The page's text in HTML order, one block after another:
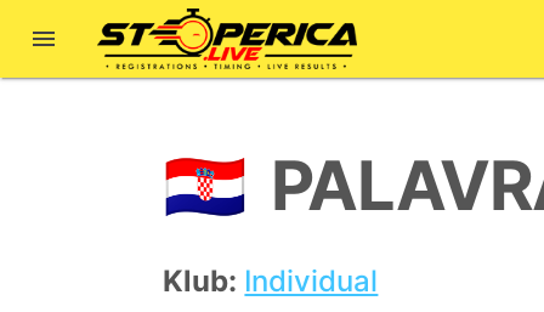

🇭🇷
Klub: Individual